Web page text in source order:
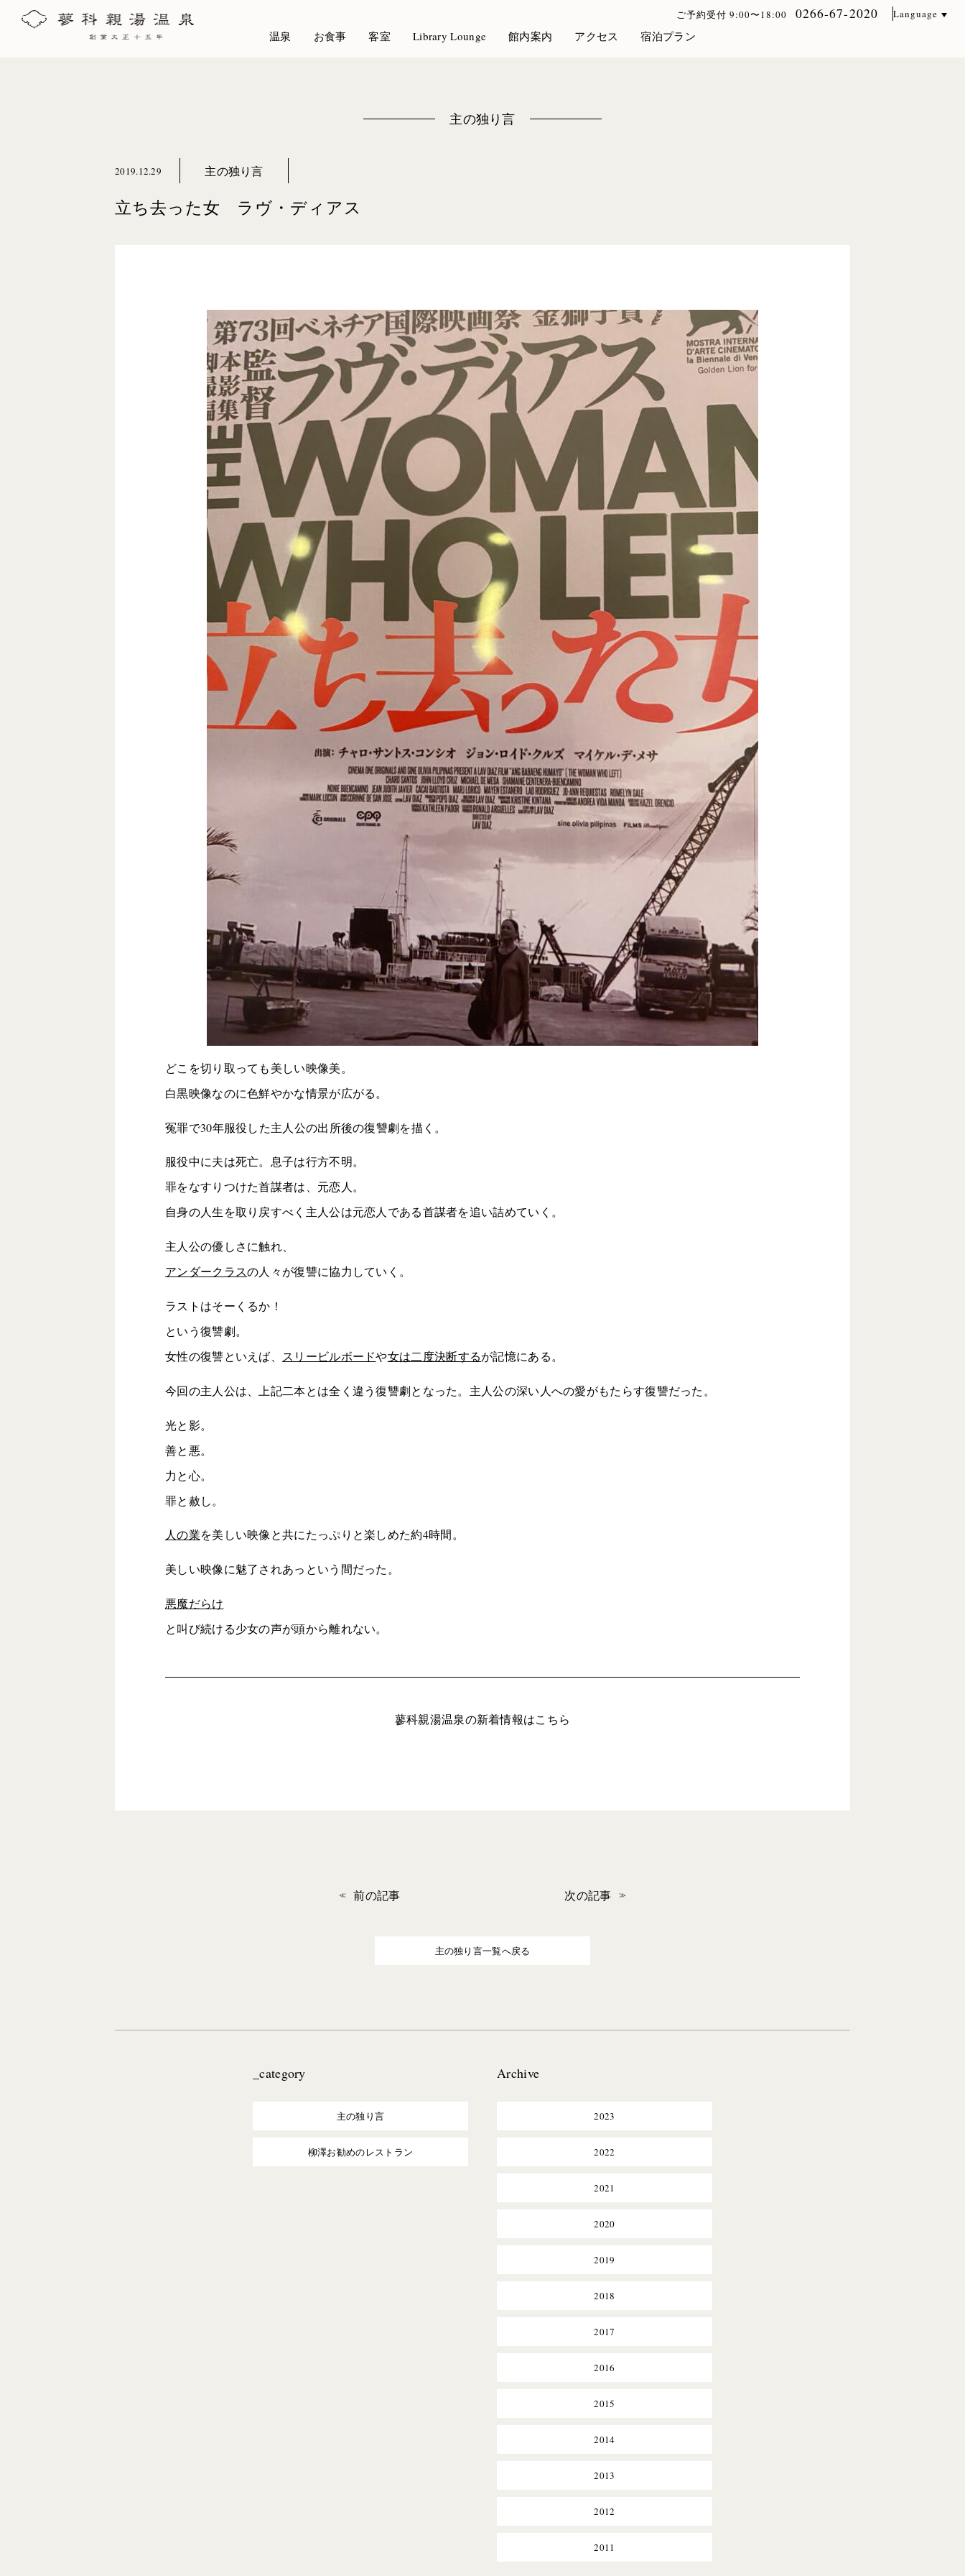
ご予約受付 9:00〜18:00 0266-67-2020 Language
温泉 お食事 客室 Library Lounge 館内案内 アクセス 宿泊プラン
主の独り言
2019.12.29 主の独り言
立ち去った女 ラヴ・ディアス
どこを切り取っても美しい映像美。
白黒映像なのに色鮮やかな情景が広がる。
冤罪で30年服役した主人公の出所後の復讐劇を描く。
服役中に夫は死亡。息子は行方不明。
罪をなすりつけた首謀者は、元恋人。
自身の人生を取り戻すべく主人公は元恋人である首謀者を追い詰めていく。
主人公の優しさに触れ、
アンダークラスの人々が復讐に協力していく。
ラストはそーくるか！
という復讐劇。
女性の復讐といえば、 スリービルボードや女は二度決断するが記憶にある。
今回の主人公は、上記二本とは全く違う復讐劇となった。主人公の深い人への愛がもたらす復讐だった。
光と影。
善と悪。
力と心。
罪と赦し。
人の業を美しい映像と共にたっぷりと楽しめた約4時間。
美しい映像に魅了されあっという間だった。
悪魔だらけ
と叫び続ける少女の声が頭から離れない。
蓼科親湯温泉の新着情報はこちら
前の記事 次の記事
主の独り言一覧へ戻る
_category
主の独り言
柳澤お勧めのレストラン
Archive
2023
2022
2021
2020
2019
2018
2017
2016
2015
2014
2013
2012
2011